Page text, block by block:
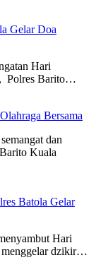
Gelar Doa
Hari
Polres Barito…
Bersama
dan
Kuala
Batola Gelar
Hari
menggelar dzikir…